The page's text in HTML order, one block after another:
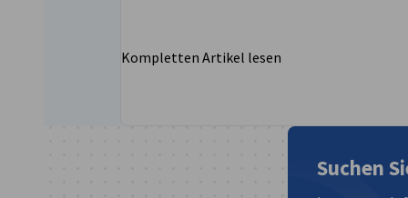
Kompletten Artikel lesen
Suchen